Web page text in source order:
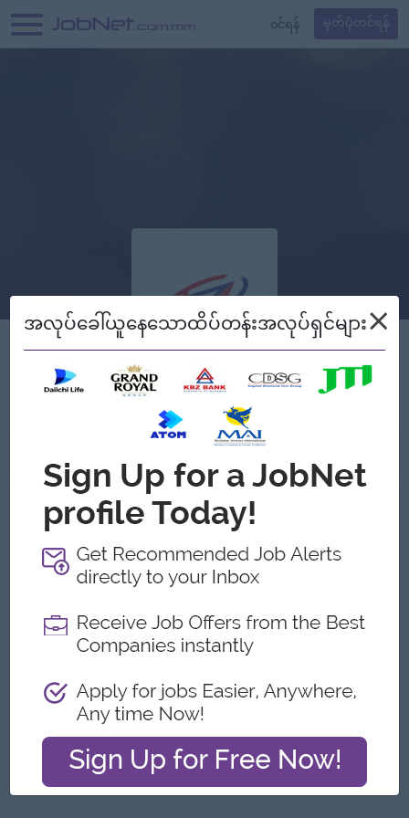
၀င်ရန် မှတ်ပုံတင်ရန်
Tay Za Aung Co.,Ltd
အကြောင်းအရာ Tay Za Aung Co.,Ltd
အလုပ်ရှင်၏ အသေးစိတ်အချက်အလက်များ
လုပ်ငန်းအမျိုးအစားများ:
Pharmaceutical/Life
Sciences
ဝန်ထမ်းအရေအတွက်:
လိပ်စာ
No.770 (A+B), Shukhinthar Mayopat Road, Thaketa
Township,Yangon, Myanmar.,ရန်ကုန်တိုင်း, Myanmar
အလုပ်ခေါ်ယူနေသောထိပ်တန်းအလုပ်ရှင်များ×